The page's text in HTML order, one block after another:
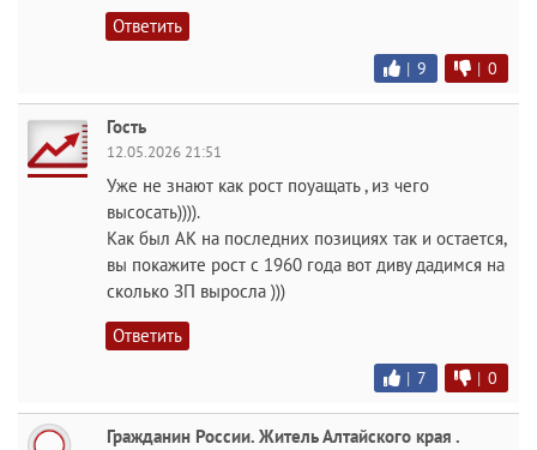
Ответить
| 9 | 0
Гость
12.05.2026 21:51
Уже не знают как рост поуащать , из чего
высосать)))).
Как был АК на последних позициях так и остается,
вы покажите рост с 1960 года вот диву дадимся на
сколько ЗП выросла )))
Ответить
| 7 | 0
Гражданин России. Житель Алтайского края .